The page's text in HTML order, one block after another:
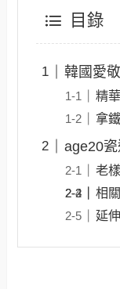
目錄
韓國愛
精
拿
age20
老
相關
延